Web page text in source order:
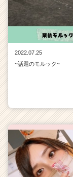
2022.07.25
~話題のモルック~